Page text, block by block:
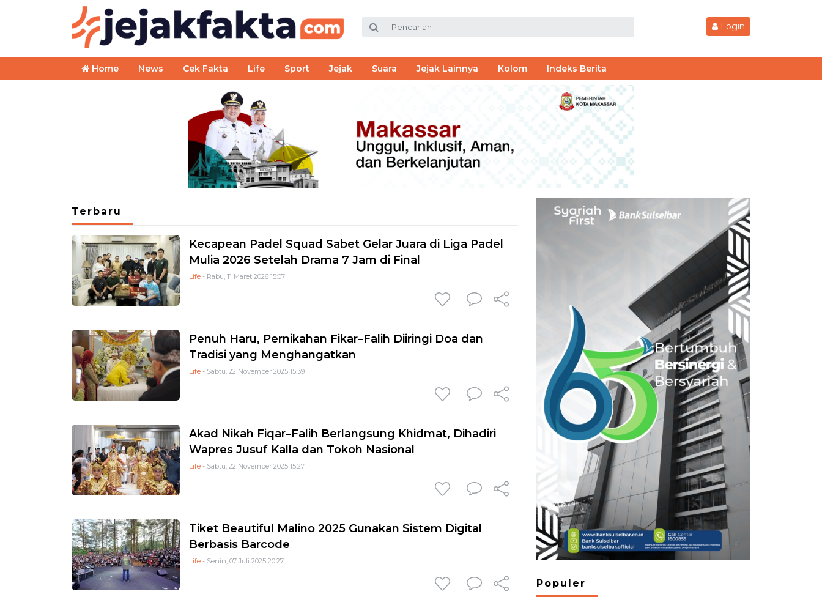
Login
Home News Cek Fakta Life Sport Jejak Suara Jejak Lainnya Kolom Indeks Berita
Terbaru
Kecapean Padel Squad Sabet Gelar Juara di Liga Padel
Mulia 2026 Setelah Drama 7 Jam di Final
Life - Rabu, 11 Maret 2026 15:07
Penuh Haru, Pernikahan Fikar–Falih Diiringi Doa dan
Tradisi yang Menghangatkan
Life - Sabtu, 22 November 2025 15:39
Akad Nikah Fiqar–Falih Berlangsung Khidmat, Dihadiri
Wapres Jusuf Kalla dan Tokoh Nasional
Life - Sabtu, 22 November 2025 15:27
Tiket Beautiful Malino 2025 Gunakan Sistem Digital
Berbasis Barcode
Life - Senin, 07 Juli 2025 20:27
Populer